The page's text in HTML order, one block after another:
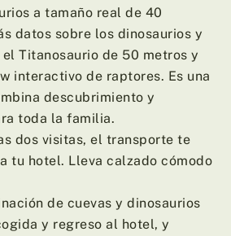
a tamaño real de 40
datos sobre los dinosaurios y
Titanosaurio de 50 metros y
interactivo de raptores. Es una
descubrimiento y
toda la familia.
dos visitas, el transporte te
tu hotel. Lleva calzado cómodo
de cuevas y dinosaurios
y regreso al hotel, y